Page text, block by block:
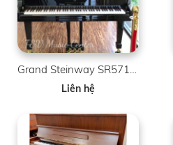
Grand Steinway SR571331
Liên hệ